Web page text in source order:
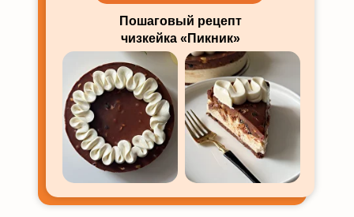
Пошаговый рецепт
чизкейка «Пикник»